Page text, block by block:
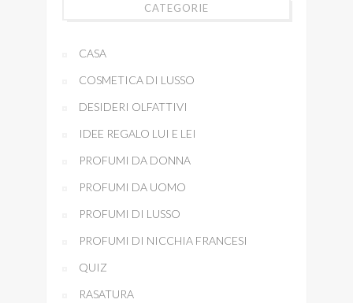
CATEGORIE
CASA
COSMETICA DI LUSSO
DESIDERI OLFATTIVI
IDEE REGALO LUI E LEI
PROFUMI DA DONNA
PROFUMI DA UOMO
PROFUMI DI LUSSO
PROFUMI DI NICCHIA FRANCESI
QUIZ
RASATURA